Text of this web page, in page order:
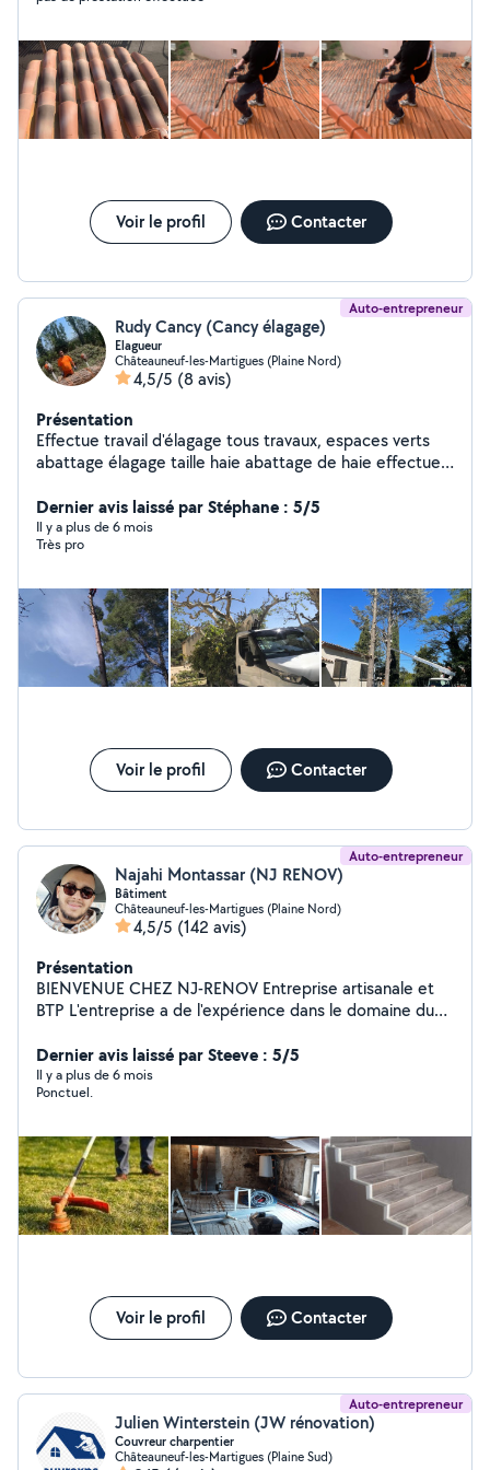
Voir le profil Contacter
Auto-entrepreneur
Rudy Cancy (Cancy élagage)
Elagueur
Châteauneuf-les-Martigues (Plaine Nord)
4,5/5 (8 avis)
Présentation
Effectue travail d'élagage tous travaux, espaces verts
abattage élagage taille haie abattage de haie effectue
Dernier avis laissé par Stéphane : 5/5
Il y a plus de 6 mois
Très pro
Voir le profil Contacter
Auto-entrepreneur
Najahi Montassar (NJ RENOV)
Bâtiment
Châteauneuf-les-Martigues (Plaine Nord)
4,5/5 (142 avis)
Présentation
BIENVENUE CHEZ NJ-RENOV Entreprise artisanale et
BTP L'entreprise a de l'expérience dans le domaine du
Dernier avis laissé par Steeve : 5/5
Il y a plus de 6 mois
Ponctuel.
Voir le profil Contacter
Auto-entrepreneur
Julien Winterstein (JW rénovation)
Couvreur charpentier
Châteauneuf-les-Martigues (Plaine Sud)